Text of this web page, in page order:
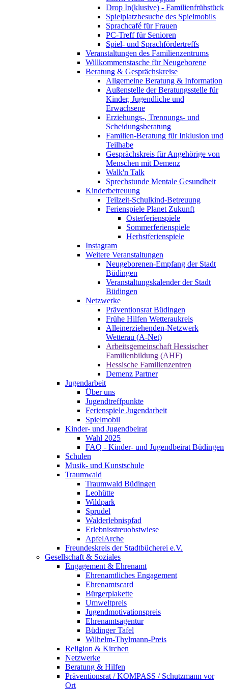
Drop In(klusive) - Familienfrühstück
Spielplatzbesuche des Spielmobils
Sprachcafé für Frauen
PC-Treff für Senioren
Spiel- und Sprachfördertreffs
Veranstaltungen des Familienzentrums
Willkommenstasche für Neugeborene
Beratung & Gesprächskreise
Allgemeine Beratung & Information
Außenstelle der Beratungsstelle für
Kinder, Jugendliche und
Erwachsene
Erziehungs-, Trennungs- und
Scheidungsberatung
Familien-Beratung für Inklusion und
Teilhabe
Gesprächskreis für Angehörige von
Menschen mit Demenz
Walk'n Talk
Sprechstunde Mentale Gesundheit
Kinderbetreuung
Teilzeit-Schulkind-Betreuung
Ferienspiele Planet Zukunft
Osterferienspiele
Sommerferienspiele
Herbstferienspiele
Instagram
Weitere Veranstaltungen
Neugeborenen-Empfang der Stadt
Büdingen
Veranstaltungskalender der Stadt
Büdingen
Netzwerke
Präventionsrat Büdingen
Frühe Hilfen Wetteraukreis
Alleinerziehenden-Netzwerk
Wetterau (A-Net)
Arbeitsgemeinschaft Hessischer
Familienbildung (AHF)
Hessische Familienzentren
Demenz Partner
Jugendarbeit
Über uns
Jugendtreffpunkte
Ferienspiele Jugendarbeit
Spielmobil
Kinder- und Jugendbeirat
Wahl 2025
FAQ - Kinder- und Jugendbeirat Büdingen
Schulen
Musik- und Kunstschule
Traumwald
Traumwald Büdingen
Leohütte
Wildpark
Sprudel
Walderlebnispfad
Erlebnisstreuobstwiese
ApfelArche
Freundeskreis der Stadtbücherei e.V.
Gesellschaft & Soziales
Engagement & Ehrenamt
Ehrenamtliches Engagement
Ehrenamtscard
Bürgerplakette
Umweltpreis
Jugendmotivationspreis
Ehrenamtsagentur
Büdinger Tafel
Wilhelm-Thylmann-Preis
Religion & Kirchen
Netzwerke
Beratung & Hilfen
Präventionsrat / KOMPASS / Schutzmann vor
Ort